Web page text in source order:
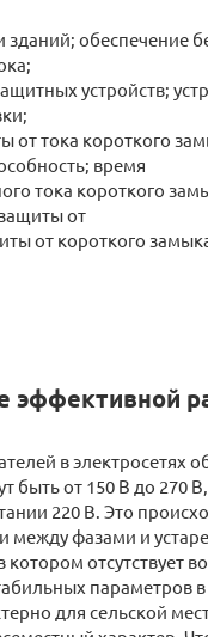
зданий; обеспечение
устройств;
от тока короткого
время
тока короткого
от
от короткого
эффективной
в электросетях
быть от 150 В до 270
220 В. Это
между фазами и
отсутствует
параметров в
для сельской